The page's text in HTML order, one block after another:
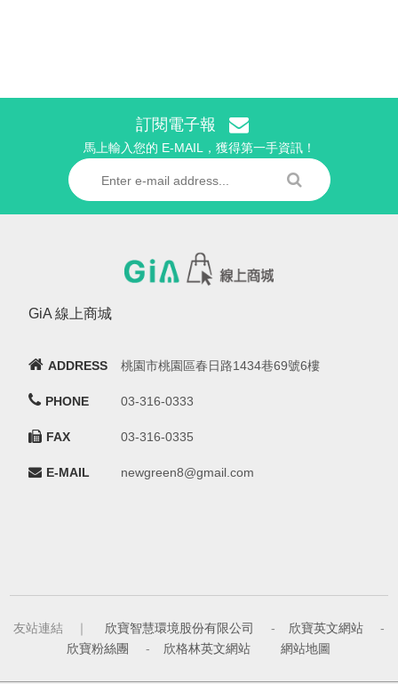
訂閱電子報
馬上輸入您的 E-MAIL，獲得第一手資訊！
GiA 線上商城
ADDRESS 桃園市桃園區春日路1434巷69號6樓
PHONE 03-316-0333
FAX 03-316-0335
E-MAIL newgreen8@gmail.com
友站連結 ｜ 欣寶智慧環境股份有限公司 - 欣寶英文網站
-
欣寶粉絲團
- 欣格林英文網站 網站地圖